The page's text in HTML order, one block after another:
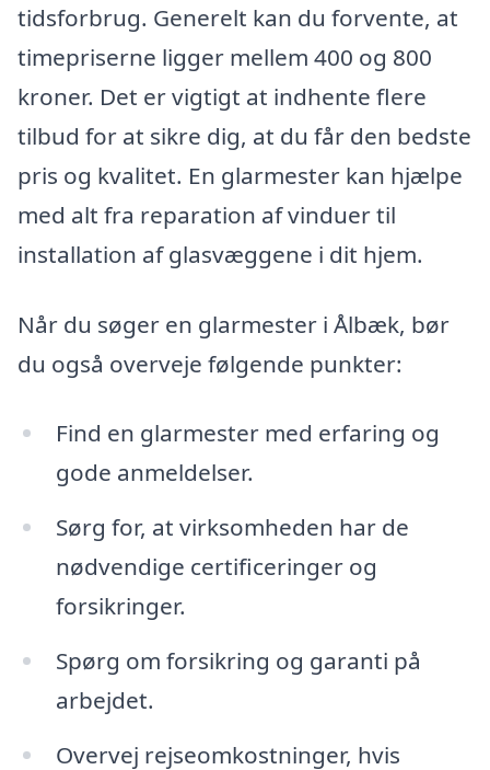
tidsforbrug. Generelt kan du forvente, at
timepriserne ligger mellem 400 og 800
kroner. Det er vigtigt at indhente flere
tilbud for at sikre dig, at du får den bedste
pris og kvalitet. En glarmester kan hjælpe
med alt fra reparation af vinduer til
installation af glasvæggene i dit hjem.
Når du søger en glarmester i Ålbæk, bør
du også overveje følgende punkter:
Find en glarmester med erfaring og
gode anmeldelser.
Sørg for, at virksomheden har de
nødvendige certificeringer og
forsikringer.
Spørg om forsikring og garanti på
arbejdet.
Overvej rejseomkostninger, hvis